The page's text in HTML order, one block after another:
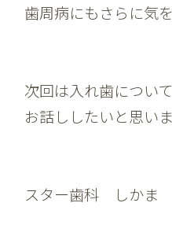
歯周病にもさらに気
次回は入れ歯について
お話ししたいと思い
スター歯科 しかま